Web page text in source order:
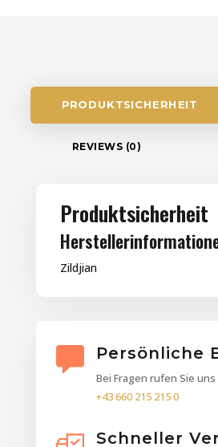
PRODUKTSICHERHEIT
REVIEWS (0)
Produktsicherheit
Zildjian
Persönliche
Bei Fragen rufen Sie uns
+43 660 215 215 0
Schneller